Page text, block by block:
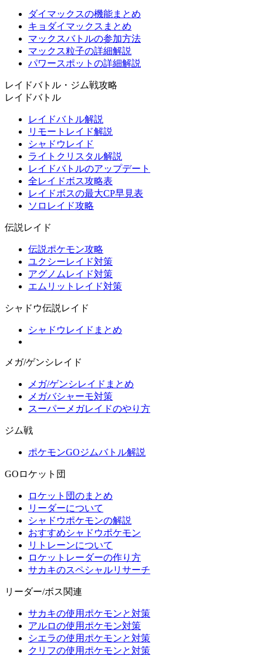
ダイマックスの機能まとめ
キョダイマックスまとめ
マックスバトルの参加方法
マックス粒子の詳細解説
パワースポットの詳細解説
レイドバトル・ジム戦攻略
レイドバトル
レイドバトル解説
リモートレイド解説
シャドウレイド
ライトクリスタル解説
レイドバトルのアップデート
全レイドボス攻略表
レイドボスの最大CP早見表
ソロレイド攻略
伝説レイド
伝説ポケモン攻略
ユクシーレイド対策
アグノムレイド対策
エムリットレイド対策
シャドウ伝説レイド
シャドウレイドまとめ
メガ/ゲンシレイド
メガ/ゲンシレイドまとめ
メガバシャーモ対策
スーパーメガレイドのやり方
ジム戦
ポケモンGOジムバトル解説
GOロケット団
ロケット団のまとめ
リーダーについて
シャドウポケモンの解説
おすすめシャドウポケモン
リトレーンについて
ロケットレーダーの作り方
サカキのスペシャルリサーチ
リーダー/ボス関連
サカキの使用ポケモンと対策
アルロの使用ポケモン対策
シエラの使用ポケモンと対策
クリフの使用ポケモンと対策